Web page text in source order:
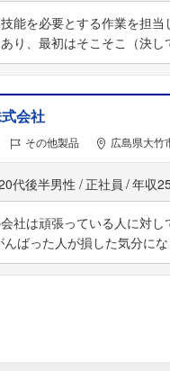
能を必要とする作業を担
り、最初はそこそこ（決
会社
その他製品 広島県大竹
代後半男性 正社員 年収
社は頑張っている人に対
んばった人が損した気分に